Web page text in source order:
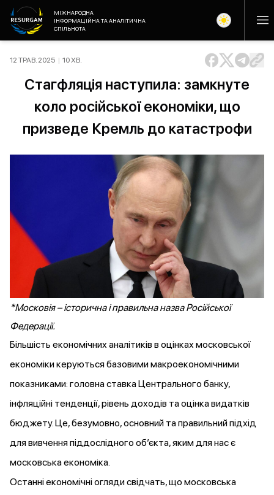
МІЖНАРОДНА
ІНФОРМАЦІЙНА ТА АНАЛІТИЧНА
СПІЛЬНОТА
12 ТРАВ. 2025 | 10ХВ.
Стагфляція наступила: замкнуте
коло російської економіки, що
призведе Кремль до катастрофи
*Московія – історична і правильна назва Російської
Федерації.
Більшість економічних аналітиків в оцінках московської
економіки керуються базовими макроекономічними
показниками: головна ставка Центрального банку,
інфляційні тенденції, рівень доходів та оцінка видатків
бюджету. Це, безумовно, основний та правильний підхід
для вивчення піддослідного об’єкта, яким для нас є
московська економіка.
Останні економічні огляди свідчать, що московська